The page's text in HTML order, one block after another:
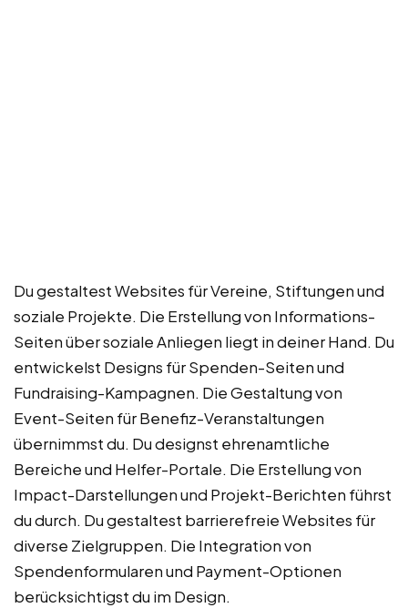
Du gestaltest Websites für Vereine, Stiftungen und
soziale Projekte. Die Erstellung von Informations-
Seiten über soziale Anliegen liegt in deiner Hand. Du
entwickelst Designs für Spenden-Seiten und
Fundraising-Kampagnen. Die Gestaltung von
Event-Seiten für Benefiz-Veranstaltungen
übernimmst du. Du designst ehrenamtliche
Bereiche und Helfer-Portale. Die Erstellung von
Impact-Darstellungen und Projekt-Berichten führst
du durch. Du gestaltest barrierefreie Websites für
diverse Zielgruppen. Die Integration von
Spendenformularen und Payment-Optionen
berücksichtigst du im Design.